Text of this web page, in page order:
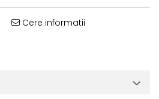
Cere informatii